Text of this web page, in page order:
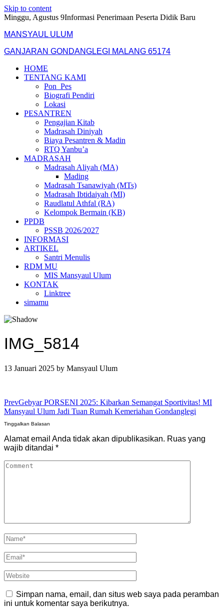
Skip to content
Minggu, Agustus 9Informasi Penerimaan Peserta Didik Baru
MANSYAUL ULUM
GANJARAN GONDANGLEGI MALANG 65174
HOME
TENTANG KAMI
Pon_Pes
Biografi Pendiri
Lokasi
PESANTREN
Pengajian Kitab
Madrasah Diniyah
Biaya Pesantren & Madin
RTQ Yanbu’a
MADRASAH
Madrasah Aliyah (MA)
Mading
Madrasah Tsanawiyah (MTs)
Madrasah Ibtidaiyah (MI)
Raudlatul Athfal (RA)
Kelompok Bermain (KB)
PPDB
PSSB 2026/2027
INFORMASI
ARTIKEL
Santri Menulis
RDM MU
MIS Mansyaul Ulum
KONTAK
Linktree
simamu
IMG_5814
13 Januari 2025 by Mansyaul Ulum
PrevGebyar PORSENI 2025: Kibarkan Semangat Sportivitas! MI
Mansyaul Ulum Jadi Tuan Rumah Kemeriahan Gondanglegi
Tinggalkan Balasan
Alamat email Anda tidak akan dipublikasikan. Ruas yang
wajib ditandai *
Simpan nama, email, dan situs web saya pada peramban
ini untuk komentar saya berikutnya.